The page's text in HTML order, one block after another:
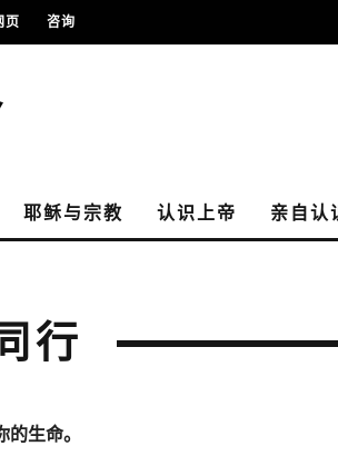
页 咨询
耶稣与宗教 认识上帝 亲自认
行
生命。